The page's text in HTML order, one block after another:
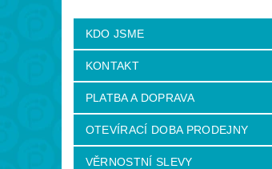
KDO JSME
KONTAKT
PLATBA A DOPRAVA
OTEVÍRACÍ DOBA PRODEJNY
VĚRNOSTNÍ SLEVY